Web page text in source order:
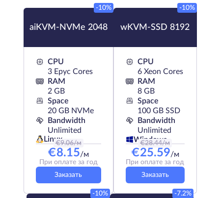
aiKVM-NVMe 2048
-10%
CPU
3 Epyc Cores
RAM
2 GB
Space
20 GB NVMe
Bandwidth
Unlimited
Linux
€9.06/м
€8.15/м
При оплате за год
Заказать
wKVM-SSD 8192
-10%
CPU
6 Xeon Cores
RAM
8 GB
Space
100 GB SSD
Bandwidth
Unlimited
Windows
€28.44/м
€25.59/м
При оплате за год
Заказать
-10% -7.2%